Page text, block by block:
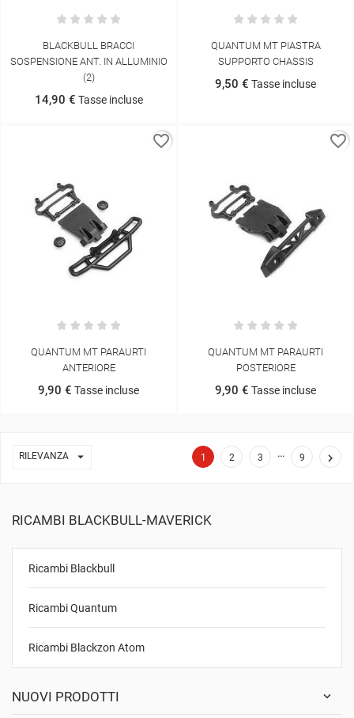
RICAMBI BLACKBULL-MAVERICK
Ricambi Blackbull
Ricambi Quantum
Ricambi Blackzon Atom
NUOVI PRODOTTI
BLACKBULL BRACCI
SOSPENSIONE ANT. IN ALLUMINIO
(2)
14,90 € Tasse incluse
QUANTUM MT PIASTRA
SUPPORTO CHASSIS
9,50 € Tasse incluse
QUANTUM MT PARAURTI
ANTERIORE
9,90 € Tasse incluse
favorite_border
QUANTUM MT PARAURTI
POSTERIORE
9,90 € Tasse incluse
favorite_border
RILEVANZA  1 2 3 … 9 